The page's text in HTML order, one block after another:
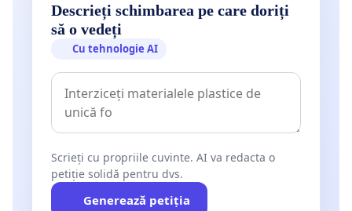
Descrieți schimbarea pe care doriți
să o vedeți
Cu tehnologie AI
Scrieți cu propriile cuvinte. AI va redacta o
petiție solidă pentru dvs.
Generează petiția